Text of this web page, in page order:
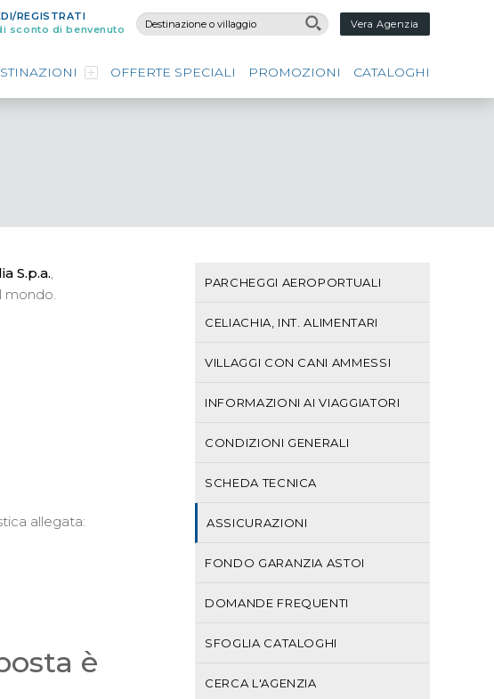
REGISTRATI
sconto di benvenuto Vera Agenzia
OFFERTE SPECIALI PROMOZIONI CATALOGHI
PARCHEGGI AEROPORTUALI
CELIACHIA, INT. ALIMENTARI
VILLAGGI CON CANI AMMESSI
INFORMAZIONI AI VIAGGIATORI
CONDIZIONI GENERALI
SCHEDA TECNICA
ASSICURAZIONI
FONDO GARANZIA ASTOI
DOMANDE FREQUENTI
SFOGLIA CATALOGHI
CERCA L'AGENZIA
S.p.a.,
mondo.
allegata:
è